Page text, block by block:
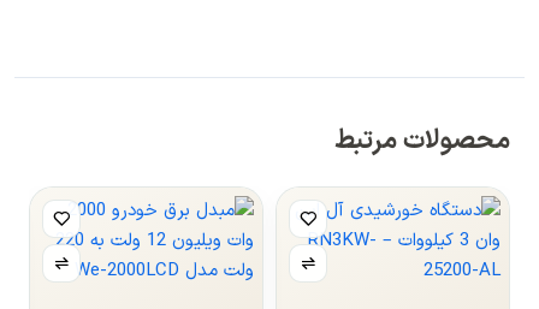
محصولات مرتبط